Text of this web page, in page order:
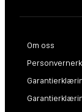
Om oss